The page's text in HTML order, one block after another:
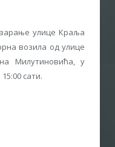
улице Краља
возила од улице
Милутиновића, у
сати.